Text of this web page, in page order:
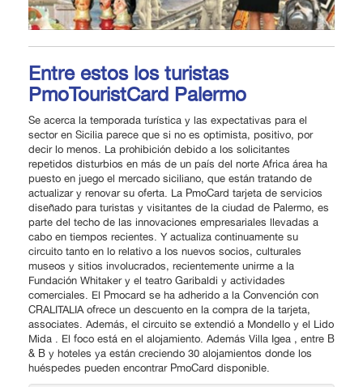
Entre estos los turistas
PmoTouristCard Palermo
Se acerca la temporada turística y las expectativas para el
sector en Sicilia parece que si no es optimista, positivo, por
decir lo menos. La prohibición debido a los solicitantes
repetidos disturbios en más de un país del norte Africa área ha
puesto en juego el mercado siciliano, que están tratando de
actualizar y renovar su oferta. La PmoCard tarjeta de servicios
diseñado para turistas y visitantes de la ciudad de Palermo, es
parte del techo de las innovaciones empresariales llevadas a
cabo en tiempos recientes. Y actualiza continuamente su
circuito tanto en lo relativo a los nuevos socios, culturales
museos y sitios involucrados, recientemente unirme a la
Fundación Whitaker y el teatro Garibaldi y actividades
comerciales. El Pmocard se ha adherido a la Convención con
CRALITALIA ofrece un descuento en la compra de la tarjeta,
associates. Además, el circuito se extendió a Mondello y el Lido
Mida . El foco está en el alojamiento. Además Villa Igea , entre B
& B y hoteles ya están creciendo 30 alojamientos donde los
huéspedes pueden encontrar PmoCard disponible.